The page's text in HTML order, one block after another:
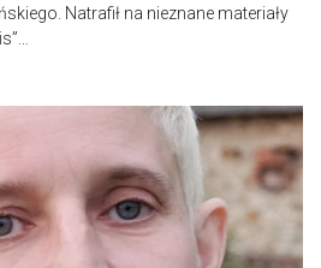
Natrafił na nieznane materiały